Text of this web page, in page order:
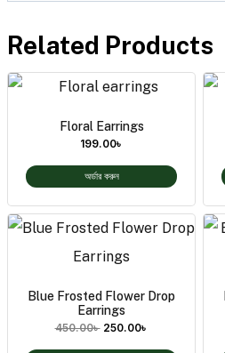
Related Products
Floral Earrings
199.00৳
অর্ডার করুন
Blue Frosted Flower Drop
Earrings
450.00৳ 250.00৳